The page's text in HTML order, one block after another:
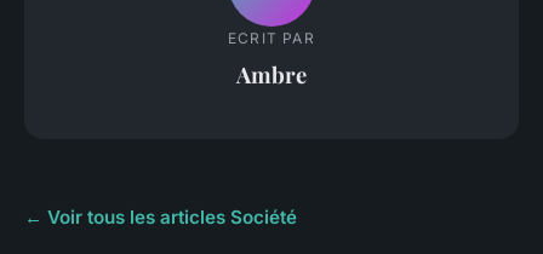
ECRIT PAR
Ambre
← Voir tous les articles Société